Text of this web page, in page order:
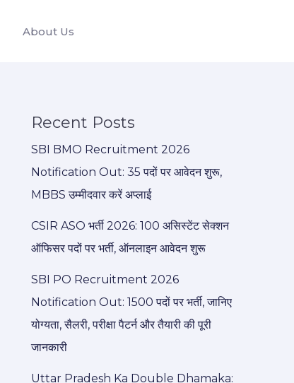
About Us
Recent Posts
SBI BMO Recruitment 2026
Notification Out: 35 पदों पर आवेदन शुरू,
MBBS उम्मीदवार करें अप्लाई
CSIR ASO भर्ती 2026: 100 असिस्टेंट सेक्शन
ऑफिसर पदों पर भर्ती, ऑनलाइन आवेदन शुरू
SBI PO Recruitment 2026
Notification Out: 1500 पदों पर भर्ती, जानिए
योग्यता, सैलरी, परीक्षा पैटर्न और तैयारी की पूरी
जानकारी
Uttar Pradesh Ka Double Dhamaka: